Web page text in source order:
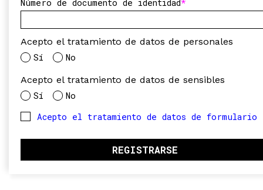
Número de documento de identidad
Acepto el tratamiento de datos de personales
Sí
No
Acepto el tratamiento de datos de sensibles
Sí
No
Acepto el tratamiento de datos de formulario